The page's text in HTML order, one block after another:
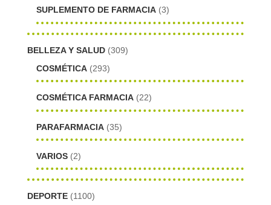
SUPLEMENTO DE FARMACIA (3)
BELLEZA Y SALUD (309)
COSMÉTICA (293)
COSMÉTICA FARMACIA (22)
PARAFARMACIA (35)
VARIOS (2)
DEPORTE (1100)